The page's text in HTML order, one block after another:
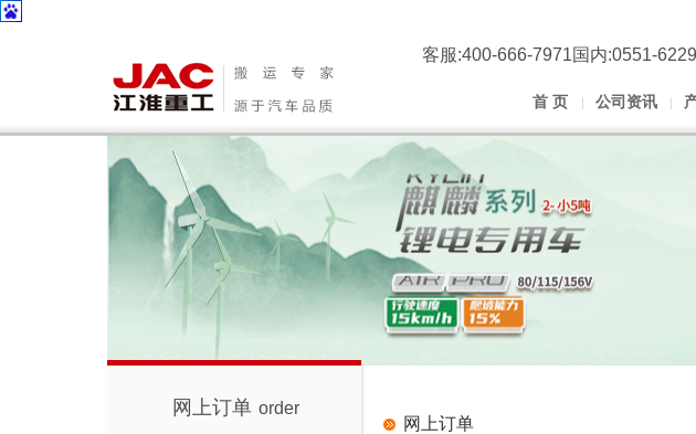
江淮叉车
客服:400-666-7971国内:0551-
首 页 公司资讯
网上订单 order
网上订单